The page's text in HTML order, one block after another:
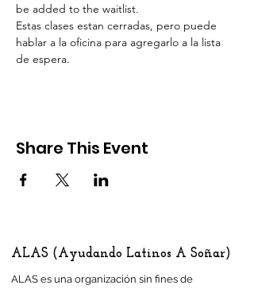
be added to the waitlist.
Estas clases estan cerradas, pero puede
hablar a la oficina para agregarlo a la lista
de espera.
Share This Event
ALAS (Ayudando Latinos A Soñar)
ALAS es una organización sin fines de